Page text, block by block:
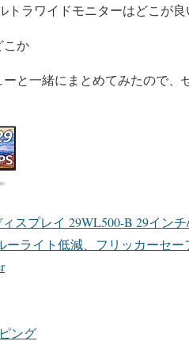
トラワイドモニターはどこが
こか
ーと一緒にまとめてみたので、
スプレイ 29WL500-B 29イン
ーライト低減、フリッカーセー
ング